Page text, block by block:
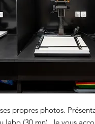
propres photos.